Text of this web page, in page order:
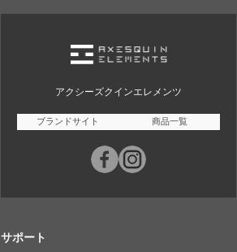
アクシーズクインエレメンツ
ブランドサイト 商品一覧
サポート